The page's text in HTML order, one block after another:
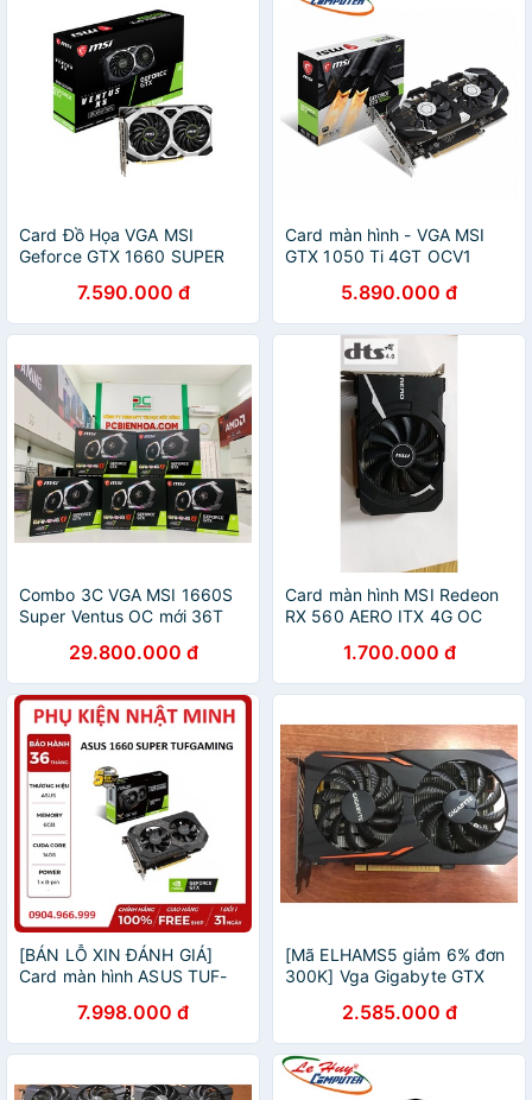
Card Đồ Họa VGA MSI
Geforce GTX 1660 SUPER
- Hàng Chính Hãng
7.590.000 đ
Card màn hình - VGA MSI
GTX 1050 Ti 4GT OCV1
5.890.000 đ
Combo 3C VGA MSI 1660S
Super Ventus OC mới 36T
29.800.000 đ
Card màn hình MSI Redeon
RX 560 AERO ITX 4G OC
1.700.000 đ
[BÁN LỖ XIN ĐÁNH GIÁ]
Card màn hình ASUS TUF-
Siêu phẩm VGA giá siêu tốt
chính hãng BH 36 tháng
7.998.000 đ
[Mã ELHAMS5 giảm 6% đơn
300K] Vga Gigabyte GTX
2.585.000 đ